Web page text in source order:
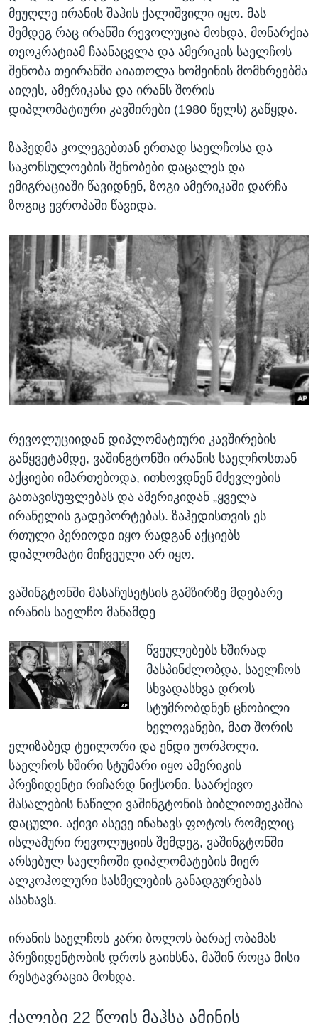
მეუღლე ირანის შაჰის ქალიშვილი იყო. მას
შემდეგ რაც ირანში რევოლუცია მოხდა, მონარქია
თეოკრატიამ ჩაანაცვლა და ამერიკის საელჩოს
შენობა თეირანში აიათოლა ხომეინის მომხრეებმა
აიღეს, ამერიკასა და ირანს შორის
დიპლომატიური კავშირები (1980 წელს) გაწყდა.
ზაჰედმა კოლეგებთან ერთად საელჩოსა და
საკონსულოების შენობები დაცალეს და
ემიგრაციაში წავიდნენ, ზოგი ამერიკაში დარჩა
ზოგიც ევროპაში წავიდა.
რევოლუციიდან დიპლომატიური კავშირების
გაწყვეტამდე, ვაშინგტონში ირანის საელჩოსთან
აქციები იმართებოდა, ითხოვდნენ მძევლების
გათავისუფლებას და ამერიკიდან „ყველა
ირანელის გადეპორტებას. ზაჰედისთვის ეს
რთული პერიოდი იყო რადგან აქციებს
დიპლომატი მიჩვეული არ იყო.
ვაშინგტონში მასაჩუსეტსის გამზირზე მდებარე
ირანის საელჩო მანამდე
წვეულებებს ხშირად
მასპინძლობდა, საელჩოს
სხვადასხვა დროს
სტუმრობდნენ ცნობილი
ხელოვანები, მათ შორის
ელიზაბედ ტეილორი და ენდი უორჰოლი.
საელჩოს ხშირი სტუმარი იყო ამერიკის
პრეზიდენტი რიჩარდ ნიქსონი. საარქივო
მასალების ნაწილი ვაშინგტონის ბიბლიოთეკაშია
დაცული. აქივი ასევე ინახავს ფოტოს რომელიც
ისლამური რევოლუციის შემდეგ, ვაშინგტონში
არსებულ საელჩოში დიპლომატების მიერ
ალკოჰოლური სასმელების განადგურებას
ასახავს.
ირანის საელჩოს კარი ბოლოს ბარაქ ობამას
პრეზიდენტობის დროს გაიხსნა, მაშინ როცა მისი
რესტავრაცია მოხდა.
ქალები 22 წლის მაჰსა ამინის